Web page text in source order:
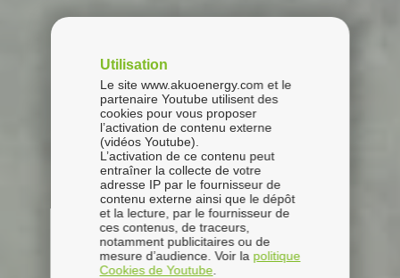
Utilisation
Le site www.akuoenergy.com et le
partenaire Youtube utilisent des
cookies pour vous proposer
l’activation de contenu externe
(vidéos Youtube).
L’activation de ce contenu peut
entraîner la collecte de votre
adresse IP par le fournisseur de
contenu externe ainsi que le dépôt
et la lecture, par le fournisseur de
ces contenus, de traceurs,
notamment publicitaires ou de
mesure d’audience. Voir la politique
Cookies de Youtube